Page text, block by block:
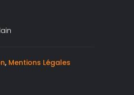
, Mentions Légales